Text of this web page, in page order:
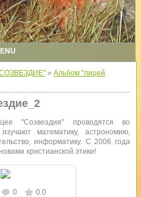
» Альбом "лицей
"Созвездия" проводятся во
математику, астрономию,
информатику. С 2006 года
христианской этики!
0 0.0